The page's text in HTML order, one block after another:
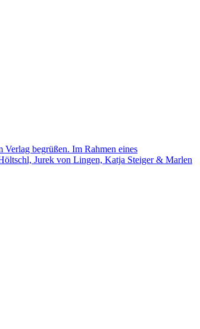
begrüßen. Im Rahmen eines
Jurek von Lingen, Katja Steiger & Marlen